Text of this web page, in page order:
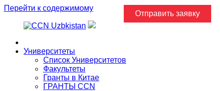
Перейти к содержимому
Университеты
Список Университетов
Факультеты
Гранты в Китае
ГРАНТЫ ССN
Отправить заявку